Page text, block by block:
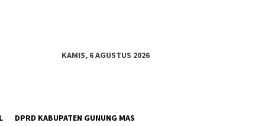
KAMIS, 6 AGUSTUS 2026
DPRD KABUPATEN GUNUNG MAS